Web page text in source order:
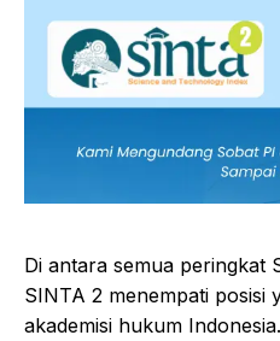
Di antara semua peringkat
SINTA 2 menempati posisi
akademisi hukum